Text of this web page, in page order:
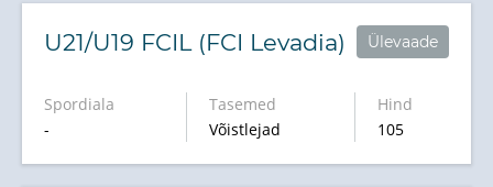
U21/U19 FCIL (FCI Levadia) Ülevaade
Spordiala
-
Tasemed
Võistlejad
Hind
105